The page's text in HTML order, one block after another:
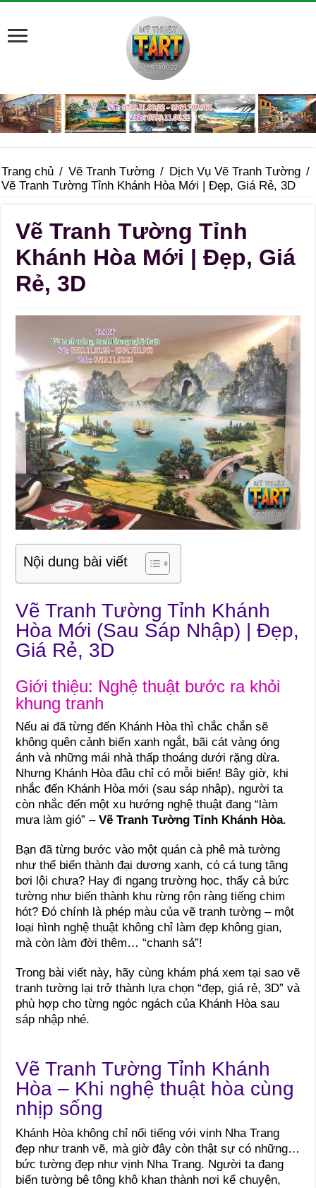
Trang chủ / Vẽ Tranh Tường / Dịch Vụ Vẽ Tranh Tường /
Vẽ Tranh Tường Tỉnh Khánh Hòa Mới | Đẹp, Giá Rẻ, 3D
Vẽ Tranh Tường Tỉnh
Khánh Hòa Mới | Đẹp, Giá
Rẻ, 3D
Nội dung bài viết
Vẽ Tranh Tường Tỉnh Khánh
Hòa Mới (Sau Sáp Nhập) | Đẹp,
Giá Rẻ, 3D
Giới thiệu: Nghệ thuật bước ra khỏi
khung tranh
Nếu ai đã từng đến Khánh Hòa thì chắc chắn sẽ
không quên cảnh biển xanh ngắt, bãi cát vàng óng
ánh và những mái nhà thấp thoáng dưới rặng dừa.
Nhưng Khánh Hòa đâu chỉ có mỗi biển! Bây giờ, khi
nhắc đến Khánh Hòa mới (sau sáp nhập), người ta
còn nhắc đến một xu hướng nghệ thuật đang “làm
mưa làm gió” –Vẽ Tranh Tường Tỉnh Khánh Hòa.
Bạn đã từng bước vào một quán cà phê mà tường
như thể biến thành đại dương xanh, có cá tung tăng
bơi lội chưa? Hay đi ngang trường học, thấy cả bức
tường như biến thành khu rừng rộn ràng tiếng chim
hót? Đó chính là phép màu của vẽ tranh tường – một
loại hình nghệ thuật không chỉ làm đẹp không gian,
mà còn làm đời thêm… “chanh sả”!
Trong bài viết này, hãy cùng khám phá xem tại sao vẽ
tranh tường lại trở thành lựa chọn “đẹp, giá rẻ, 3D” và
phù hợp cho từng ngóc ngách của Khánh Hòa sau
sáp nhập nhé.
Vẽ Tranh Tường Tỉnh Khánh
Hòa – Khi nghệ thuật hòa cùng
nhịp sống
Khánh Hòa không chỉ nổi tiếng với vịnh Nha Trang
đẹp như tranh vẽ, mà giờ đây còn thật sự có những…
bức tường đẹp như vịnh Nha Trang. Người ta đang
biến tường bê tông khô khan thành nơi kể chuyện,